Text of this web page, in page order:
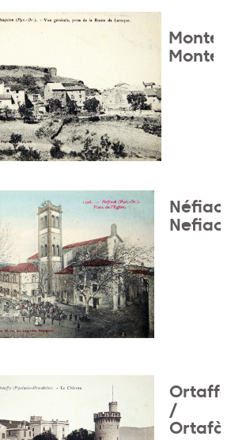
Néfiach/
Nefiach
Ortaffa
/
Ortafà